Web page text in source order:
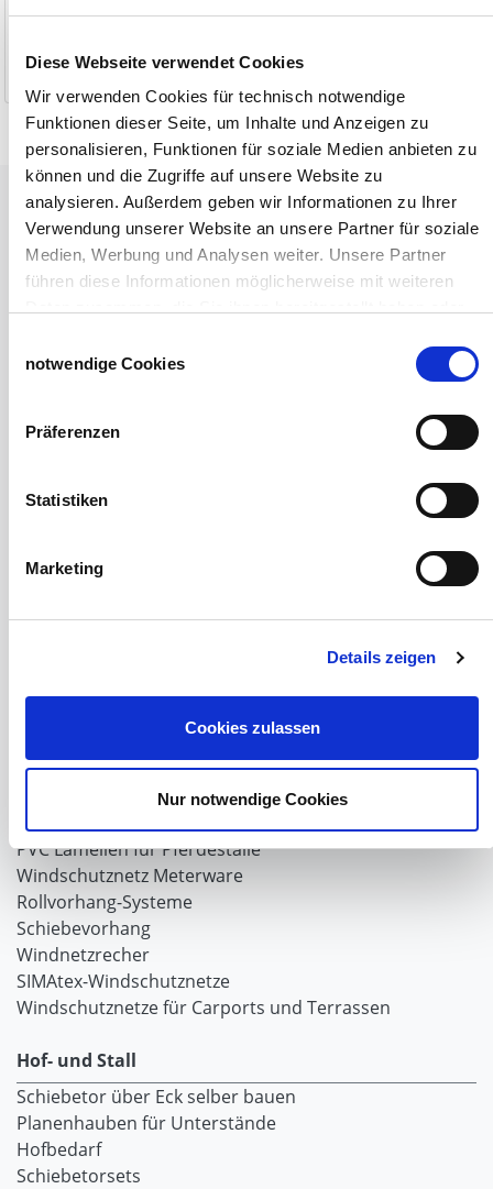
Diese Webseite verwendet Cookies
Wir verwenden Cookies für technisch notwendige
Funktionen dieser Seite, um Inhalte und Anzeigen zu
personalisieren, Funktionen für soziale Medien anbieten zu
können und die Zugriffe auf unsere Website zu
analysieren. Außerdem geben wir Informationen zu Ihrer
Verwendung unserer Website an unsere Partner für soziale
Medien, Werbung und Analysen weiter. Unsere Partner
führen diese Informationen möglicherweise mit weiteren
haben.
notwendige Cookies
Präferenzen
Statistiken
Marketing
Details zeigen
Cookies zulassen
Nur notwendige Cookies
6,90 €
1-2 Werktage
7,50 €
Tiere
Weideunterstand groß
Wasserversorgung für Weidetiere
Euronetz
Zubereitung Melasseschnitzel für Pferde
Grundlagen der Hühnerhaltung
Geflügeltränken Ratgeber
Stallapotheke für Hühner
Windschutzgewebe
Windschutznetz für Pferdeführanlagen
Windschutznetz für Pferdestall
Planenvorhang
Windschutznetz mit Ösen
Windschutznetz mit Keder
PVC Lamellen für Pferdeställe
Windschutznetz Meterware
Rollvorhang-Systeme
Schiebevorhang
Windnetzrecher
SIMAtex-Windschutznetze
Windschutznetze für Carports und Terrassen
Hof- und Stall
Schiebetor über Eck selber bauen
Planenhauben für Unterstände
Hofbedarf
Schiebetorsets